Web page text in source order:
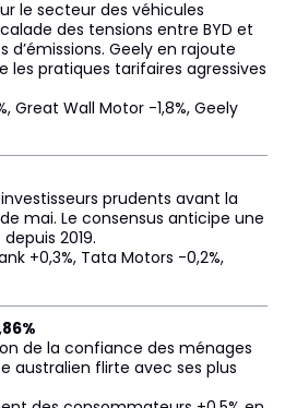
le secteur des véhicules
des tensions entre BYD et
d’émissions. Geely en rajoute
les pratiques tarifaires agressives
Great Wall Motor -1,8%, Geely
prudents avant la
mai. Le consensus anticipe une
2019.
+0,3%, Tata Motors -0,2%,
de la confiance des ménages
australien flirte avec ses plus